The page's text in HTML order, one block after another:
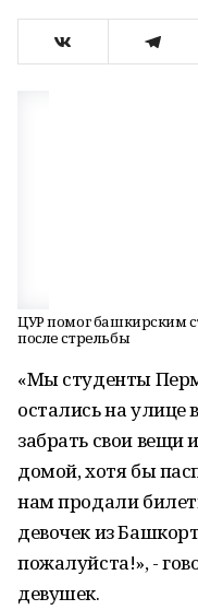
ЦУР помог башкирским
после стрельбы
«Мы студенты
остались на
забрать свои вещи
домой, хотя бы
нам продали
девочек из
пожалуйста!», -
девушек.